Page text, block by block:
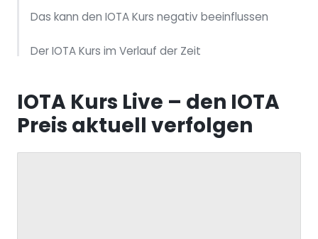
Das kann den IOTA Kurs negativ beeinflussen
Der IOTA Kurs im Verlauf der Zeit
Fazit: IOTA Kurs
Häufig gestellte Fragen
IOTA Kurs Live – den IOTA
Preis aktuell verfolgen